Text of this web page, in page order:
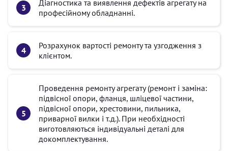
Діагностика та виявлення дефектів агрегату на
професійному обладнанні.
Розрахунок вартості ремонту та узгодження з
клієнтом.
Проведення ремонту агрегату (ремонт і заміна:
підвісної опори, фланця, шліцевої частини,
підвісної опори, хрестовини, пильника,
приварної вилки і т.д.). При необхідності
виготовляються індивідуальні деталі для
докомплектування.